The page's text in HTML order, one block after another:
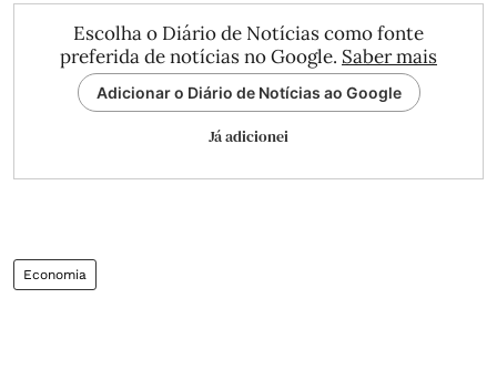
Escolha o Diário de Notícias como fonte
preferida de notícias no Google. Saber mais
Adicionar o Diário de Notícias ao Google
Já adicionei
Economia